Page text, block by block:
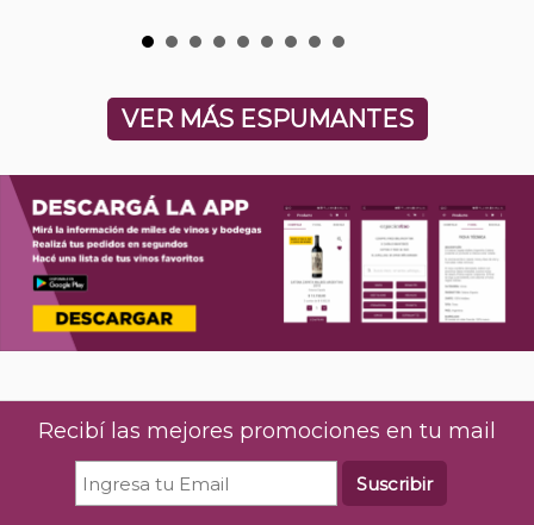
VER MÁS ESPUMANTES
Recibí las mejores promociones en tu mail
Suscribir